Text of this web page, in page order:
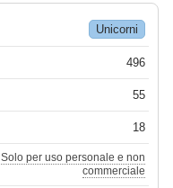
Unicorni
496
55
18
Solo per uso personale e non
commerciale